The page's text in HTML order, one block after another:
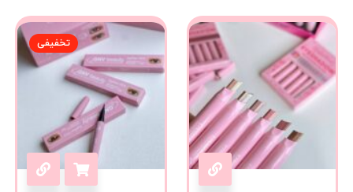
تخفیفی